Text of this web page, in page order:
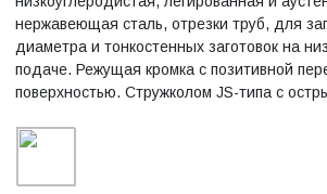
нержавеющая сталь, отрезки труб, для
диаметра и тонкостенных заготовок на
подаче. Режущая кромка с позитивной
поверхностью. Стружколом JS-типа с